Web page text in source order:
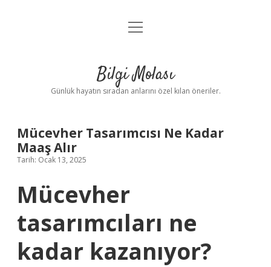
Anasayfa
Yasal Uyarı
menüyü
Bilgi Molası
Günlük hayatın sıradan anlarını özel kılan öneriler.
Mücevher Tasarımcısı Ne Kadar
Maaş Alır
Tarih: Ocak 13, 2025
Mücevher
tasarımcıları ne
kadar kazanıyor?